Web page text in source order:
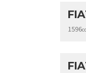
1596cc